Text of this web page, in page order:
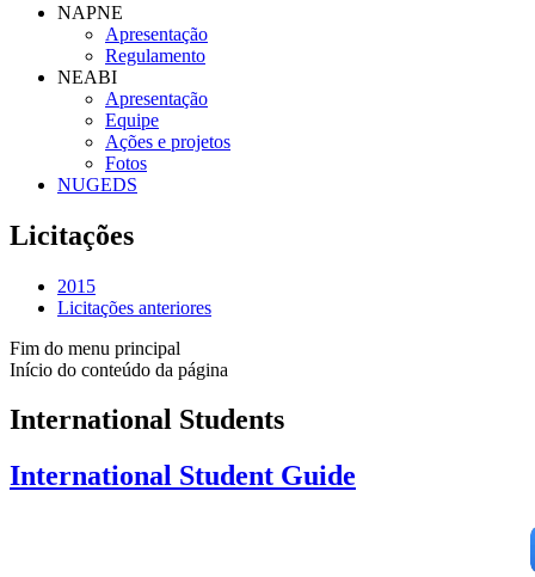
NAPNE
Apresentação
Regulamento
NEABI
Apresentação
Equipe
Ações e projetos
Fotos
NUGEDS
Licitações
2015
Licitações anteriores
Fim do menu principal
Início do conteúdo da página
International Students
International Student Guide